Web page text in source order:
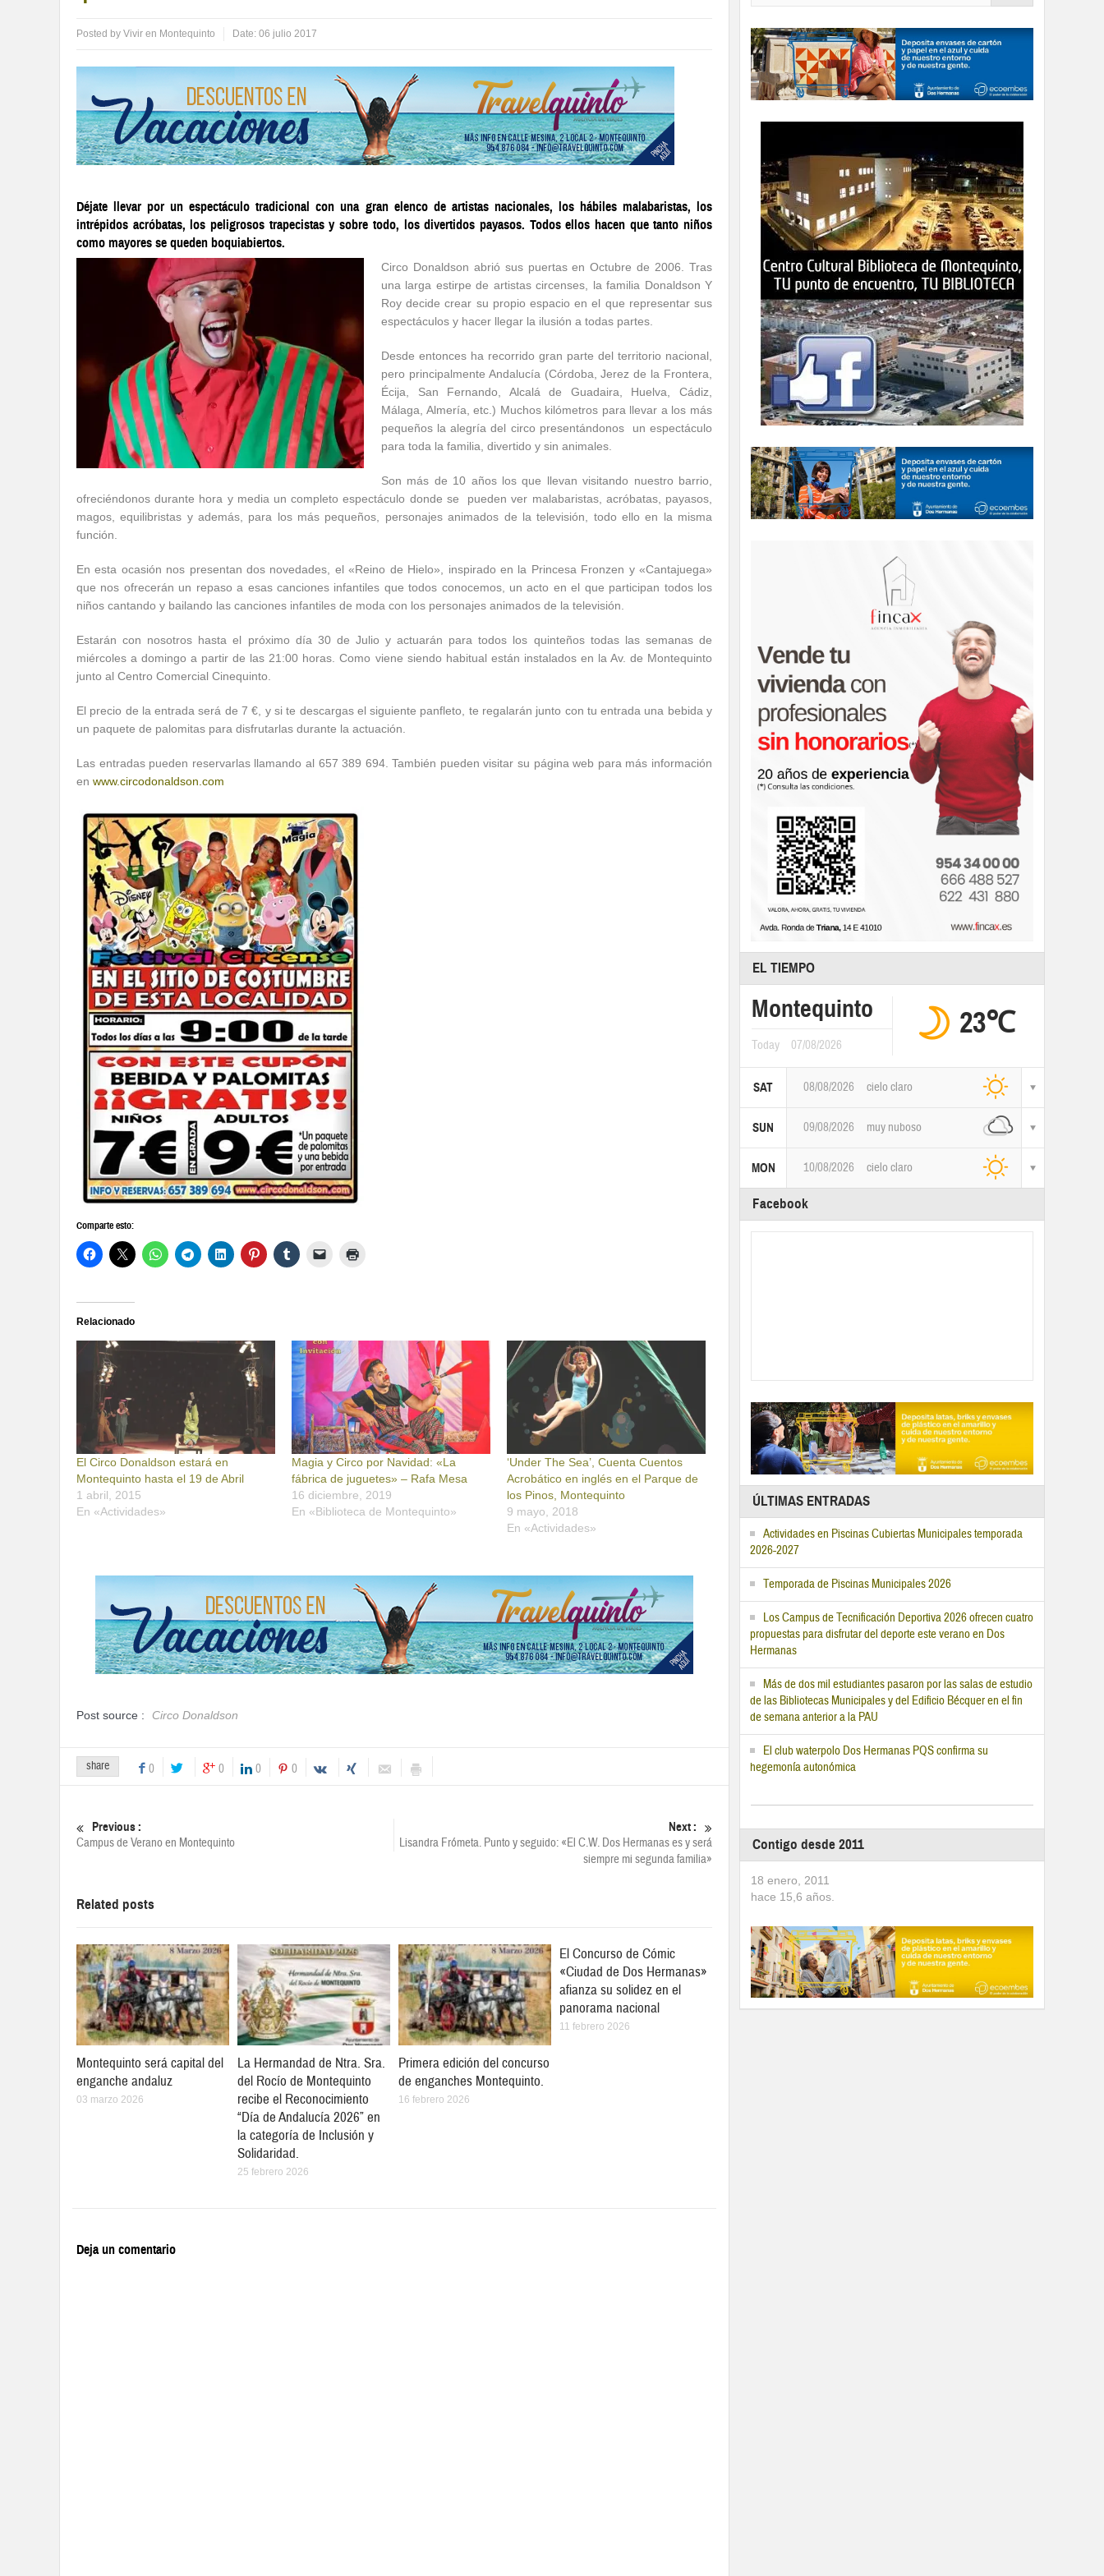
Posted by Vivir en Montequinto Date: 06 julio 2017
Déjate llevar por un espectáculo tradicional con una gran elenco de artistas nacionales, los hábiles malabaristas, los
intrépidos acróbatas, los peligrosos trapecistas y sobre todo, los divertidos payasos. Todos ellos hacen que tanto niños
como mayores se queden boquiabiertos.
Circo Donaldson abrió sus puertas en Octubre de 2006. Tras
una larga estirpe de artistas circenses, la familia Donaldson Y
Roy decide crear su propio espacio en el que representar sus
espectáculos y hacer llegar la ilusión a todas partes.
Desde entonces ha recorrido gran parte del territorio nacional,
pero principalmente Andalucía (Córdoba, Jerez de la Frontera,
Écija, San Fernando, Alcalá de Guadaira, Huelva, Cádiz,
Málaga, Almería, etc.) Muchos kilómetros para llevar a los más
pequeños la alegría del circo presentándonos un espectáculo
para toda la familia, divertido y sin animales.
Son más de 10 años los que llevan visitando nuestro barrio,
ofreciéndonos durante hora y media un completo espectáculo donde se pueden ver malabaristas, acróbatas, payasos,
magos, equilibristas y además, para los más pequeños, personajes animados de la televisión, todo ello en la misma
función.
En esta ocasión nos presentan dos novedades, el «Reino de Hielo», inspirado en la Princesa Fronzen y «Cantajuega»
que nos ofrecerán un repaso a esas canciones infantiles que todos conocemos, un acto en el que participan todos los
niños cantando y bailando las canciones infantiles de moda con los personajes animados de la televisión.
Estarán con nosotros hasta el próximo día 30 de Julio y actuarán para todos los quinteños todas las semanas de
miércoles a domingo a partir de las 21:00 horas. Como viene siendo habitual están instalados en la Av. de Montequinto
junto al Centro Comercial Cinequinto.
El precio de la entrada será de 7 €, y si te descargas el siguiente panfleto, te regalarán junto con tu entrada una bebida y
un paquete de palomitas para disfrutarlas durante la actuación.
Las entradas pueden reservarlas llamando al 657 389 694. También pueden visitar su página web para más información
en www.circodonaldson.com
Comparte esto:
Relacionado
El Circo Donaldson estará en
Montequinto hasta el 19 de Abril
1 abril, 2015
En «Actividades»
Magia y Circo por Navidad: «La
fábrica de juguetes» – Rafa Mesa
16 diciembre, 2019
En «Biblioteca de Montequinto»
‘Under The Sea’, Cuenta Cuentos
Acrobático en inglés en el Parque de
los Pinos, Montequinto
9 mayo, 2018
En «Actividades»
Post source : Circo Donaldson
share 0 0 0 0
Previous :
Campus de Verano en Montequinto
Next :
Lisandra Frómeta. Punto y seguido: «El C.W. Dos Hermanas es y será
siempre mi segunda familia»
Related posts
Montequinto será capital del
enganche andaluz
03 marzo 2026
La Hermandad de Ntra. Sra.
del Rocío de Montequinto
recibe el Reconocimiento
“Día de Andalucía 2026” en
la categoría de Inclusión y
Solidaridad.
25 febrero 2026
Primera edición del concurso
de enganches Montequinto.
16 febrero 2026
El Concurso de Cómic
«Ciudad de Dos Hermanas»
afianza su solidez en el
panorama nacional
11 febrero 2026
Deja un comentario
EL TIEMPO
Montequinto
Today 07/08/2026
23℃
SAT 08/08/2026 cielo claro
SUN 09/08/2026 muy nuboso
MON 10/08/2026 cielo claro
Facebook
ÚLTIMAS ENTRADAS
Actividades en Piscinas Cubiertas Municipales temporada
2026-2027
Temporada de Piscinas Municipales 2026
Los Campus de Tecnificación Deportiva 2026 ofrecen cuatro
propuestas para disfrutar del deporte este verano en Dos
Hermanas
Más de dos mil estudiantes pasaron por las salas de estudio
de las Bibliotecas Municipales y del Edificio Bécquer en el fin
de semana anterior a la PAU
El club waterpolo Dos Hermanas PQS confirma su
hegemonía autonómica
Contigo desde 2011
18 enero, 2011
hace 15,6 años.